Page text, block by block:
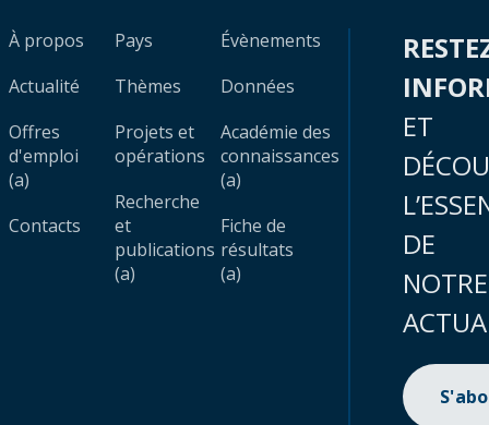
À propos
Actualité
Offres
d'emploi
(a)
Contacts
Pays
Thèmes
Projets et
opérations
Recherche
et
publications
(a)
Évènements
Données
Académie des
connaissances
(a)
Fiche de
résultats
(a)
ET
DE
NOTRE